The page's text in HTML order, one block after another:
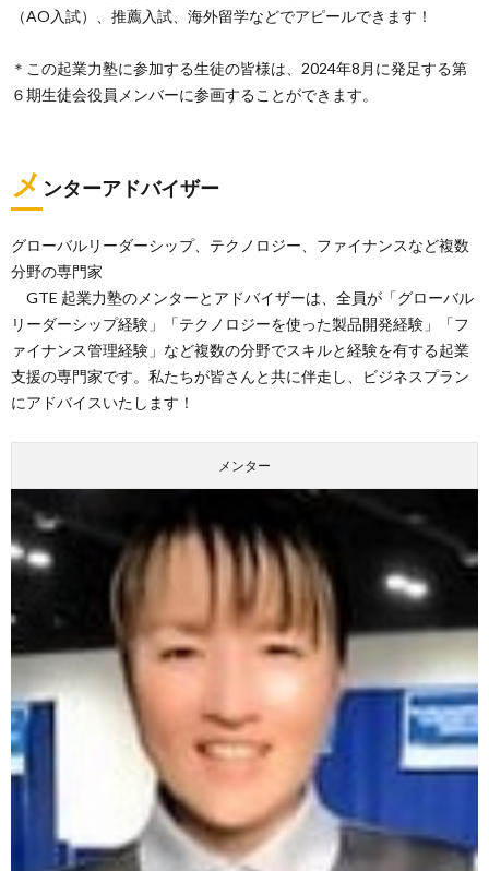
（AO入試）、推薦入試、海外留学などでアピールできます！
＊この起業力塾に参加する生徒の皆様は、2024年8月に発足する第
６期生徒会役員メンバーに参画することができます。
メ ンターアドバイザー
グローバルリーダーシップ、テクノロジー、ファイナンスなど複数
分野の専門家
GTE 起業力塾のメンターとアドバイザーは、全員が「グローバル
リーダーシップ経験」「テクノロジーを使った製品開発経験」「フ
ァイナンス管理経験」など複数の分野でスキルと経験を有する起業
支援の専門家です。私たちが皆さんと共に伴走し、ビジネスプラン
にアドバイスいたします！
メンター